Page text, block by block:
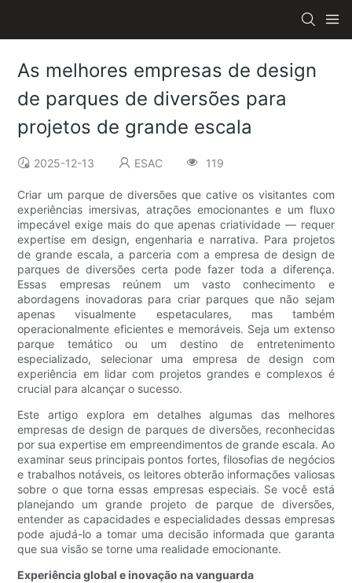
As melhores empresas de design
de parques de diversões para
projetos de grande escala
2025-12-13 ESAC 119
Criar um parque de diversões que cative os visitantes com
experiências imersivas, atrações emocionantes e um fluxo
impecável exige mais do que apenas criatividade — requer
expertise em design, engenharia e narrativa. Para projetos
de grande escala, a parceria com a empresa de design de
parques de diversões certa pode fazer toda a diferença.
Essas empresas reúnem um vasto conhecimento e
abordagens inovadoras para criar parques que não sejam
apenas visualmente espetaculares, mas também
operacionalmente eficientes e memoráveis. Seja um extenso
parque temático ou um destino de entretenimento
especializado, selecionar uma empresa de design com
experiência em lidar com projetos grandes e complexos é
crucial para alcançar o sucesso.
Este artigo explora em detalhes algumas das melhores
empresas de design de parques de diversões, reconhecidas
por sua expertise em empreendimentos de grande escala. Ao
examinar seus principais pontos fortes, filosofias de negócios
e trabalhos notáveis, os leitores obterão informações valiosas
sobre o que torna essas empresas especiais. Se você está
planejando um grande projeto de parque de diversões,
entender as capacidades e especialidades dessas empresas
pode ajudá-lo a tomar uma decisão informada que garanta
que sua visão se torne uma realidade emocionante.
Experiência global e inovação na vanguarda